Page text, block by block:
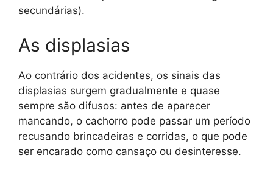
secundárias).
As displasias
Ao contrário dos acidentes, os sinais das
displasias surgem gradualmente e quase
sempre são difusos: antes de aparecer
mancando, o cachorro pode passar um período
recusando brincadeiras e corridas, o que pode
ser encarado como cansaço ou desinteresse.